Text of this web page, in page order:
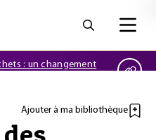
: un changement
Ajouter à ma bibliothèque